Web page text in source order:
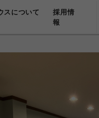
スについて
採用情
報